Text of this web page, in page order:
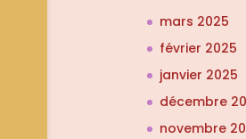
mars 2025
février 2025
janvier 2025
décembre
novembre